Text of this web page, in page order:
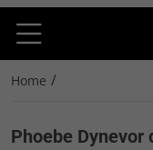
Home /
Phoebe Dynevor